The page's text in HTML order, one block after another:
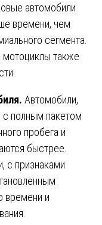
автомобили
времени, чем
сегмента.
мотоциклы также
Автомобили,
с полным пакетом
пробега и
быстрее.
с признаками
времени и